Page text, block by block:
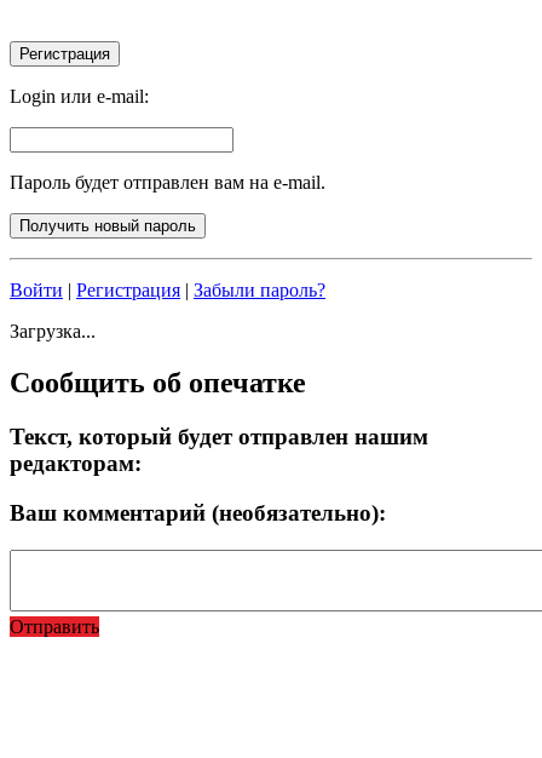
Login или e-mail:
Пароль будет отправлен вам на e-mail.
Войти | Регистрация | Забыли пароль?
Загрузка...
Сообщить об опечатке
Текст, который будет отправлен нашим
редакторам:
Ваш комментарий (необязательно):
Отправить